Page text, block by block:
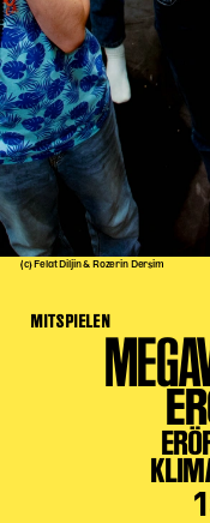
Macht Wahn Sinn
Kinder Kunst
Workshops
Abenteuernacht
Kinder-Redaktion
Junge Kunst
Next Generation
MAGMA 25/26
Dramaturgie +
PÄDAGOGIK
(c) Felat Diljin & Rozerin Dersim
MITSPIELEN